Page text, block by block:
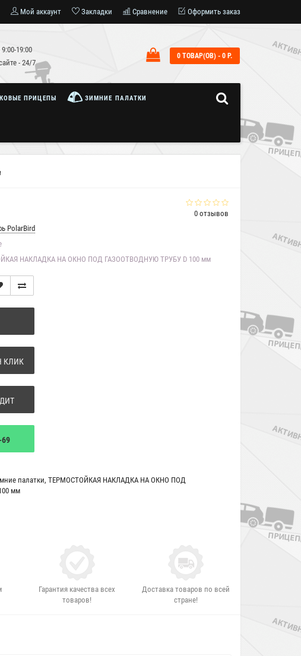
Мой аккаунт Закладки Сравнение Оформить заказ
19:00
- 24/7
0 ТОВАР(ОВ) - 0 Р.
ПРИЦЕПЫ ЗИМНИЕ ПАЛАТКИ
0 отзывов
PolarBird
НАКЛАДКА НА ОКНО ПОД ГАЗООТВОДНУЮ ТРУБУ D 100 мм
КЛИК
палатки, ТЕРМОСТОЙКАЯ НАКЛАДКА НА ОКНО ПОД
мм
Гарантия качества всех
товаров!
Доставка товаров по всей
стране!